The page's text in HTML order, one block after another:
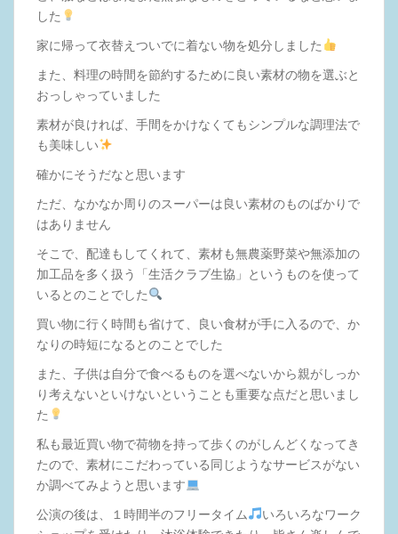
した
家に帰って衣替えついでに着ない物を処分しました
また、料理の時間を節約するために良い素材の物を選ぶと
おっしゃっていました
素材が良ければ、手間をかけなくてもシンプルな調理法で
も美味しい
確かにそうだなと思います
ただ、なかなか周りのスーパーは良い素材のものばかりで
はありません
そこで、配達もしてくれて、素材も無農薬野菜や無添加の
加工品を多く扱う「生活クラブ生協」というものを使って
いるとのことでした
買い物に行く時間も省けて、良い食材が手に入るので、か
なりの時短になるとのことでした
また、子供は自分で食べるものを選べないから親がしっか
り考えないといけないということも重要な点だと思いまし
た
私も最近買い物で荷物を持って歩くのがしんどくなってき
たので、素材にこだわっている同じようなサービスがない
か調べてみようと思います
公演の後は、１時間半のフリータイム
いろいろなワーク